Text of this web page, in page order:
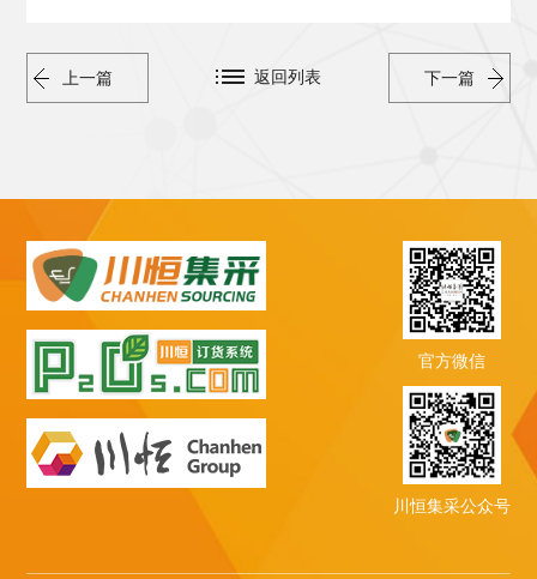
上一篇 下一篇
返回列表
官方微信
川恒集采公众号